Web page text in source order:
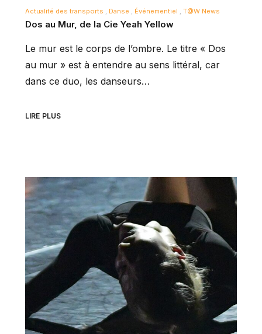
Actualité des transports
Danse Événementiel T@W News
Dos au Mur, de la Cie Yeah Yellow
Le mur est le corps de l’ombre. Le titre « Dos
au mur » est à entendre au sens littéral, car
dans ce duo, les danseurs…
LIRE PLUS